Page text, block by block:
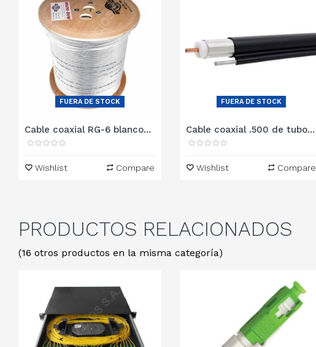
FUERA DE STOCK
Cable coaxial RG-6 blanco...
Wishlist Compare
FUERA DE STOCK
Cable coaxial .500 de tubo...
Wishlist Compare
PRODUCTOS RELACIONADOS
(16 otros productos en la misma categoría)